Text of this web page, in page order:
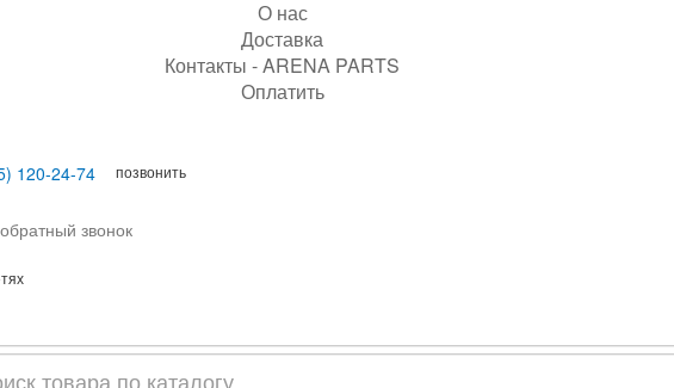
О нас
Доставка
Контакты - ARENA PARTS
Оплатить
120-24-74 позвонить
звонок